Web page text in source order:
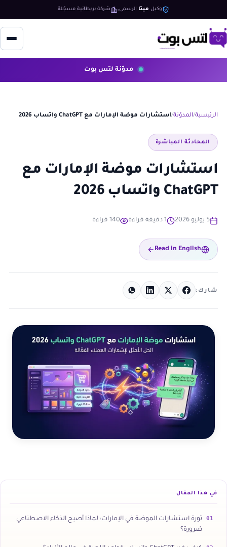
وكيل ميتا الرسمي شركة بريطانية مسجّلة
مدوّنة لتس بوت
الرئيسية المدوّنة استشارات موضة الإمارات مع ChatGPT واتساب 2026
المحادثة المباشرة
استشارات موضة الإمارات مع
ChatGPT واتساب 2026
5 يوليو 2026 1 دقيقة قراءة 140 قراءة
Read in English
شارك:
في هذا المقال
01
ثورة استشارات الموضة في الإمارات: لماذا أصبح الذكاء الاصطناعي
ضرورة؟